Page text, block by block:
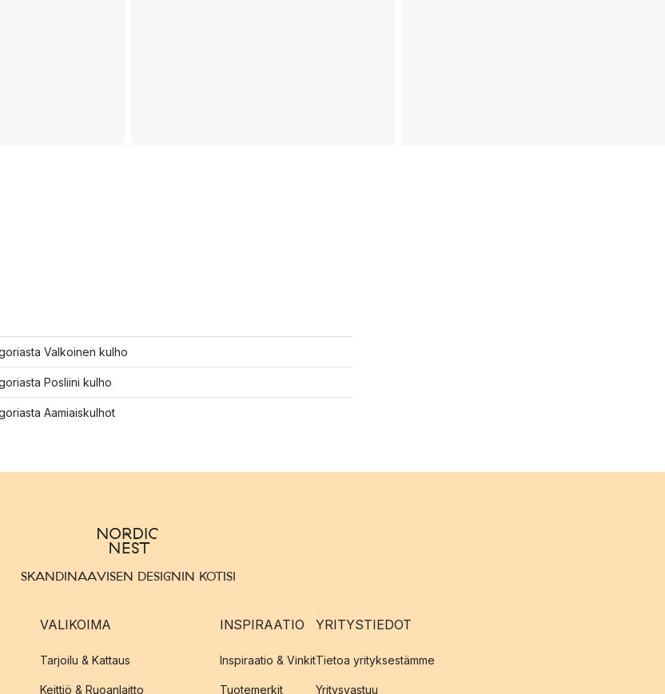
Valkoinen kulho
Posliini kulho
Aamiaiskulhot
SKANDINAAVISEN DESIGNIN KOTISI
VALIKOIMA
Tarjoilu & Kattaus
Keittiö & Ruoanlaitto
INSPIRAATIO
Inspiraatio & Vinkit
Tuotemerkit
YRITYSTIEDOT
Tietoa yrityksestämme
Yritysvastuu